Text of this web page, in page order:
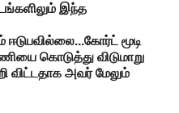
இந்த
மூடி
கொடுத்து விடுமாறு
அவர் மேலும்